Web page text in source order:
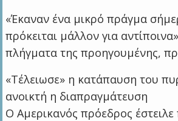
«Έκαναν ένα μικρό πράγμα
πρόκειται μάλλον για
πλήγματα της προηγουμένης,
«Τέλειωσε» η κατάπαυση του
ανοικτή η διαπραγμάτευση
Ο Αμερικανός πρόεδρος